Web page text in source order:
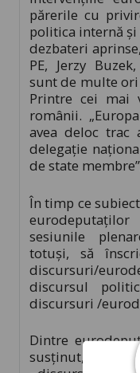
părerile cu
politica internă şi
dezbateri
PE, Jerzy
sunt de multe ori
Printre cei mai
românii.
avea deloc trac
delegaţie
de state
În timp ce
sesiunile
totuşi, să
discursuri/
discursul
discursuri /
Dintre
susţinut, în